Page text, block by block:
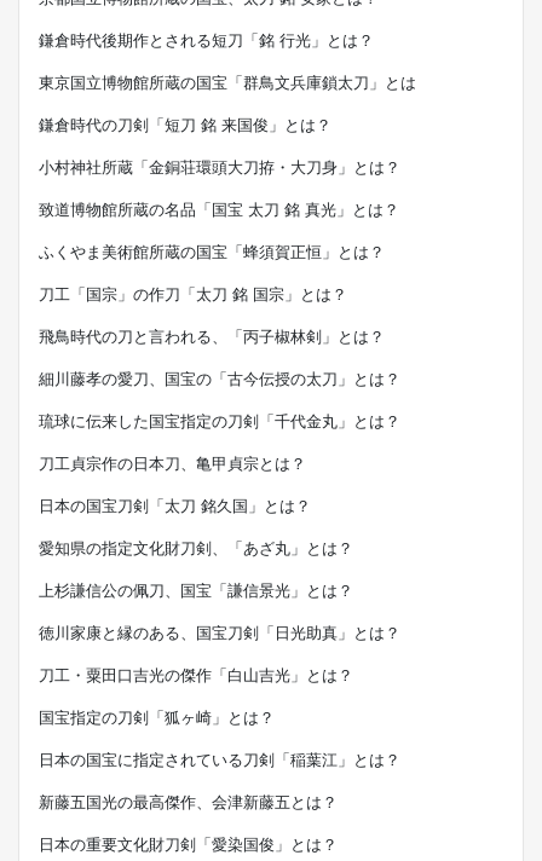
鎌倉時代後期作とされる短刀「銘 行光」とは？
東京国立博物館所蔵の国宝「群鳥文兵庫鎖太刀」とは
鎌倉時代の刀剣「短刀 銘 来国俊」とは？
小村神社所蔵「金銅荘環頭大刀拵・大刀身」とは？
致道博物館所蔵の名品「国宝 太刀 銘 真光」とは？
ふくやま美術館所蔵の国宝「蜂須賀正恒」とは？
刀工「国宗」の作刀「太刀 銘 国宗」とは？
飛鳥時代の刀と言われる、「丙子椒林剣」とは？
細川藤孝の愛刀、国宝の「古今伝授の太刀」とは？
琉球に伝来した国宝指定の刀剣「千代金丸」とは？
刀工貞宗作の日本刀、亀甲貞宗とは？
日本の国宝刀剣「太刀 銘久国」とは？
愛知県の指定文化財刀剣、「あざ丸」とは？
上杉謙信公の佩刀、国宝「謙信景光」とは？
徳川家康と縁のある、国宝刀剣「日光助真」とは？
刀工・粟田口吉光の傑作「白山吉光」とは？
国宝指定の刀剣「狐ヶ崎」とは？
日本の国宝に指定されている刀剣「稲葉江」とは？
新藤五国光の最高傑作、会津新藤五とは？
日本の重要文化財刀剣「愛染国俊」とは？